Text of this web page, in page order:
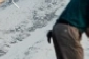
Previous